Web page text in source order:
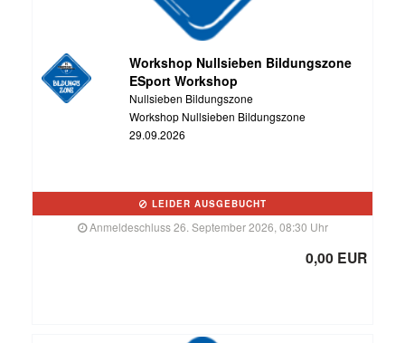
Workshop Nullsieben Bildungszone
ESport Workshop
Nullsieben Bildungszone
Workshop Nullsieben Bildungszone
29.09.2026
LEIDER AUSGEBUCHT
Anmeldeschluss 26. September 2026, 08:30 Uhr
0,00 EUR